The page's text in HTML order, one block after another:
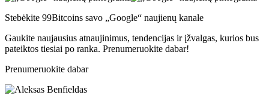
Stebėkite 99Bitcoins savo „Google“ naujienų kanale
Gaukite naujausius atnaujinimus, tendencijas ir įžvalgas, kurios bus
pateiktos tiesiai po ranka. Prenumeruokite dabar!
Prenumeruokite dabar